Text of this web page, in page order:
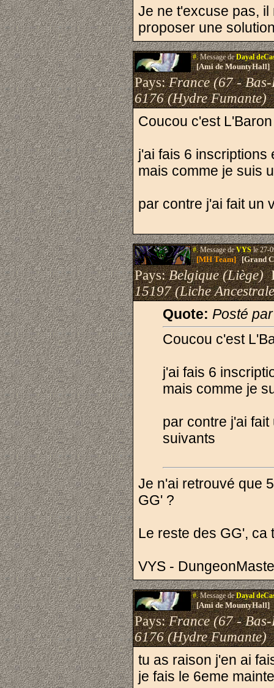
Je ne t'excuse pas,
proposer une
#.Message deDayal
[Ami de MountyHall]
Pays:France (67 -
6176 (Hydre Fumante)
Coucou c'est L'Baron
j'ai fais 6 inscriptions
mais comme je suis
par contre j'ai fait un
#.Message deVYSle 27-
[MH Team][Grand
Pays:Belgique (Liège)
15197 (Liche
Quote: Posté
Coucou c'est
j'ai fais 6
mais comme je
par contre j'ai
suivants
Je n'ai retrouvé que
GG' ?
Le reste des GG', ca
VYS -
#.Message deDayal
[Ami de MountyHall]
Pays:France (67 -
6176 (Hydre Fumante)
tu as raison j'en ai
je fais le 6eme